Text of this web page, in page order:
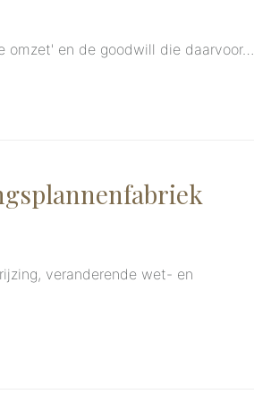
omzet' en de goodwill die daarvoor…
veranderende wet- en